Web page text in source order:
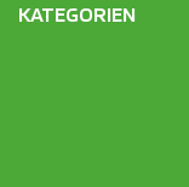
KATEGORIEN